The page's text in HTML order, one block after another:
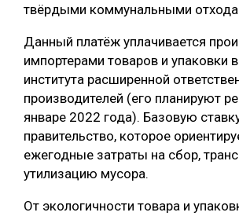
ЛЕСОПИЛЕНИЕ
ДЕРЕВЯННОЕ ДОМОСТРОЕНИЕ
БЕЗОПАСНОЕ ПРОИЗВОДСТВО
СОРТИРОВКА ДРЕВЕСИНЫ
СУШКА ДРЕВЕСИНЫ
МЕБЕЛЬНОЕ ПРОИЗВОДСТВО
твёрдыми коммунальными
Данный платёж уплачивается
импортерами товаров и упаковки
института расширенной
производителей (его планируют
январе 2022 года). Базовую
правительство, которое
ежегодные затраты на сбор,
утилизацию мусора.
От экологичности товара и